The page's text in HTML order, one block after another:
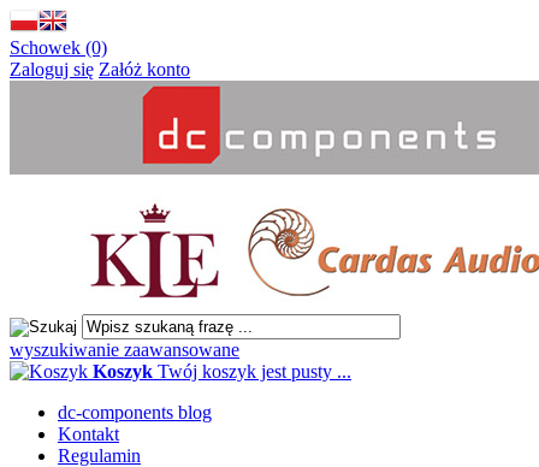
Schowek (0)
Zaloguj się Załóż konto
wyszukiwanie zaawansowane
Koszyk Twój koszyk jest pusty ...
dc-components blog
Kontakt
Regulamin